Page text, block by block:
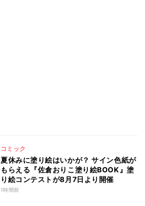
コミック
夏休みに塗り絵はいかが？ サイン色紙が
もらえる『佐倉おりこ塗り絵BOOK』塗
り絵コンテストが8月7日より開催
1時間前